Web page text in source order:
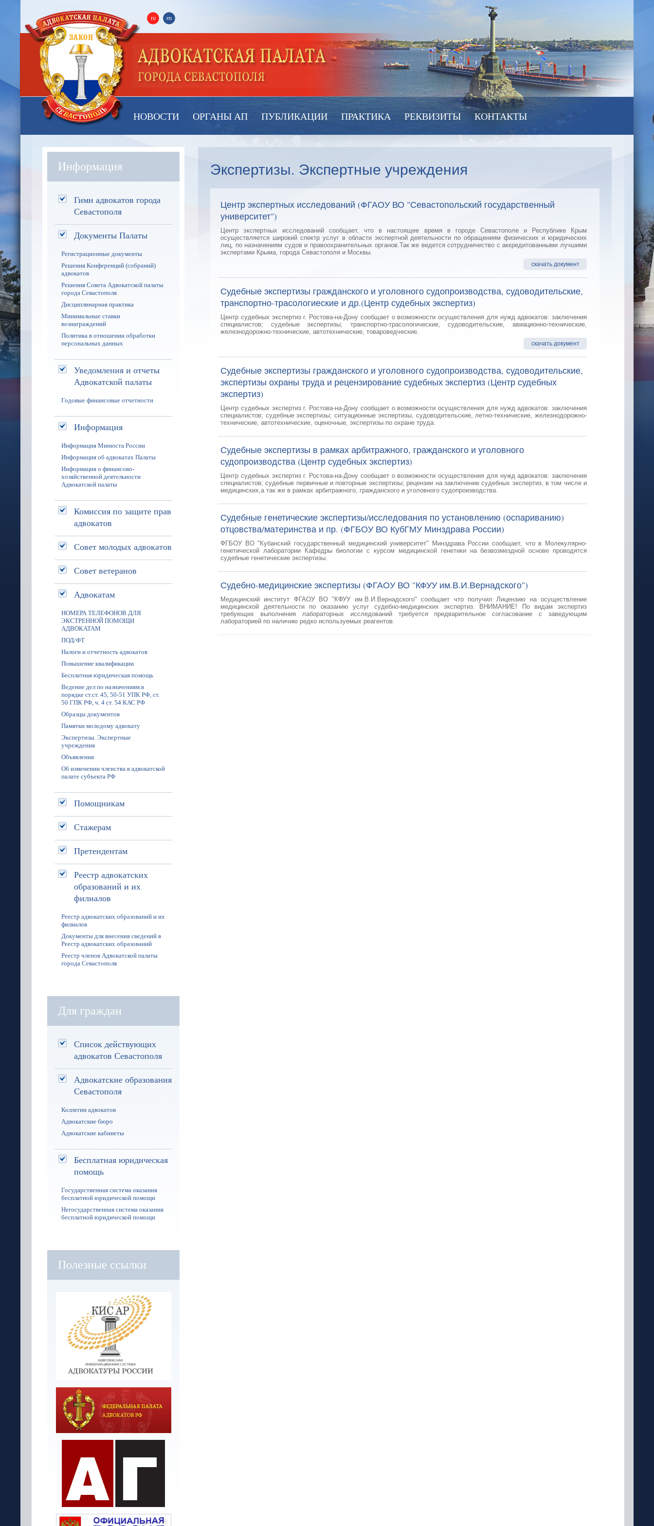
ru en
НОВОСТИ ОРГАНЫ АП ПУБЛИКАЦИИ ПРАКТИКА РЕКВИЗИТЫ КОНТАКТЫ
Экспертизы. Экспертные учреждения
Центр экспертных исследований (ФГАОУ ВО "Севастопольский государственный
университет")
Центр экспертных исследований сообщает, что в настоящее время в городе Севастополе и Республике Крым
осуществляется широкий спектр услуг в области экспертной деятельности по обращениям физических и юридических
лиц, по назначениям судов и правоохранительных органов.Так же ведется сотрудничество с аккредитованными лучшими
экспертами Крыма, города Севастополя и Москвы.
скачать документ
Судебные экспертизы гражданского и уголовного судопроизводства, судоводительские,
транспортно-трасологиеские и др.(Центр судебных экспертиз)
Центр судебных экспертиз г. Ростова-на-Дону сообщает о возможности осуществления для нужд адвокатов: заключения
специалистов; судебные экспертизы; транспортно-трасологические, судоводительские, авиационно-технические,
железнодорожно-технические, автотехнические, товароведческие.
скачать документ
Судебные экспертизы гражданского и уголовного судопроизводства, судоводительские,
экспертизы охраны труда и рецензирование судебных экспертиз (Центр судебных
экспертиз)
Центр судебных экспертиз г. Ростова-на-Дону сообщает о возможности осуществления для нужд адвокатов: заключения
специалистов; судебные экспертизы; ситуационные экспертизы, судоводительские, летно-технические, железнодорожно-
технические, автотехнические, оценочные, экспертизы по охране труда.
Судебные экспертизы в рамках арбитражного, гражданского и уголовного
судопроизводства (Центр судебных экспертиз)
Центр судебных экспертиз г. Ростова-на-Дону сообщает о возможности осуществления для нужд адвокатов: заключения
специалистов; судебные первичные и повторные экспертизы; рецензии на заключение судебных экспертиз, в том числе и
медицинских,а так же в рамках арбитражного, гражданского и уголовного судопроизводства.
Судебные генетические экспертизы/исследования по установлению (оспариванию)
отцовства/материнства и пр. (ФГБОУ ВО КубГМУ Минздрава России)
ФГБОУ ВО "Кубанский государственный медицинский университет" Минздрава России сообщает, что в Молекулярно-
генетической лаборатории Кафедры биологии с курсом медицинской генетики на безвозмездной основе проводятся
судебные генетические экспертизы.
Судебно-медицинские экспертизы (ФГАОУ ВО "КФУУ им.В.И.Вернадского")
Медицинский институт ФГАОУ ВО "КФУУ им.В.И.Вернадского" сообщает что получил Лицензию на осуществление
медицинской деятельности по оказанию услуг судебно-медицинских экспертиз. ВНИМАНИЕ! По видам экспертиз
требующих выполнения лабораторных исследований требуется предварительное согласование с заведующим
лабораторией по наличию редко используемых реагентов.
Информация
Гимн адвокатов города
Севастополя
Документы Палаты
Регистрационные документы
Решения Конференций (собраний)
адвокатов
Решения Совета Адвокатской палаты
города Севастополя
Дисциплинарная практика
Минимальные ставки
вознаграждений
Политика в отношении обработки
персональных данных
Уведомления и отчеты
Адвокатской палаты
Годовые финансовые отчетности
Информация
Информация Минюста России
Информация об адвокатах Палаты
Информация о финансово-
хозяйственной деятельности
Адвокатской палаты
Комиссия по защите прав
адвокатов
Совет молодых адвокатов
Совет ветеранов
Адвокатам
НОМЕРА ТЕЛЕФОНОВ ДЛЯ
ЭКСТРЕННОЙ ПОМОЩИ
АДВОКАТАМ
ПОД/ФТ
Налоги и отчетность адвокатов
Повышение квалификации
Бесплатная юридическая помощь
Ведение дел по назначениям в
порядке ст.ст. 45, 50-51 УПК РФ, ст.
50 ГПК РФ, ч. 4 ст. 54 КАС РФ
Образцы документов
Памятки молодому адвокату
Экспертизы. Экспертные
учреждения
Объявления
Об изменении членства в адвокатской
палате субъекта РФ
Помощникам
Стажерам
Претендентам
Реестр адвокатских
образований и их
филиалов
Реестр адвокатских образований и их
филиалов
Документы для внесения сведений в
Реестр адвокатских образований
Реестр членов Адвокатской палаты
города Севастополя
Для граждан
Список действующих
адвокатов Севастополя
Адвокатские образования
Севастополя
Коллегии адвокатов
Адвокатские бюро
Адвокатские кабинеты
Бесплатная юридическая
помощь
Государственная система оказания
бесплатной юридической помощи
Негосударственная система оказания
бесплатной юридической помощи
Полезные ссылки